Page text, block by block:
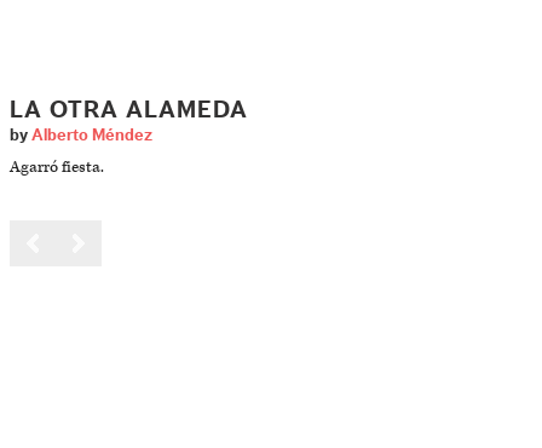
LA OTRA ALAMEDA
by Alberto Méndez
Agarró fiesta.